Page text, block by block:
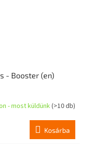
- Booster (en)
- most küldünk(>10 db)
Kosárba